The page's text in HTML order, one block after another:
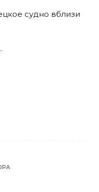
судно вблизи